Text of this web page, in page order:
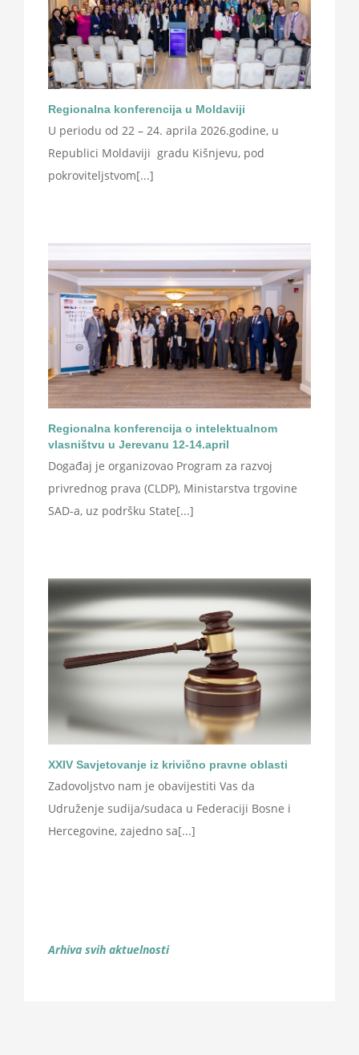
Regionalna konferencija u Moldaviji
U periodu od 22 – 24. aprila 2026.godine, u
Republici Moldaviji gradu Kišnjevu, pod
pokroviteljstvom[...]
Regionalna konferencija o intelektualnom
vlasništvu u Jerevanu 12-14.april
Događaj je organizovao Program za razvoj
privrednog prava (CLDP), Ministarstva trgovine
SAD-a, uz podršku State[...]
XXIV Savjetovanje iz krivično pravne oblasti
Zadovoljstvo nam je obavijestiti Vas da
Udruženje sudija/sudaca u Federaciji Bosne i
Hercegovine, zajedno sa[...]
Arhiva svih aktuelnosti